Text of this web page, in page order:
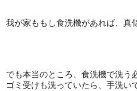
我が家ももし食洗機があれば、真
でも本当のところ、食洗機で洗う
ゴミ受けも洗っていたら、手洗い